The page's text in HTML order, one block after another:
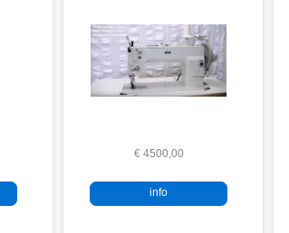
€ 4500,00
info